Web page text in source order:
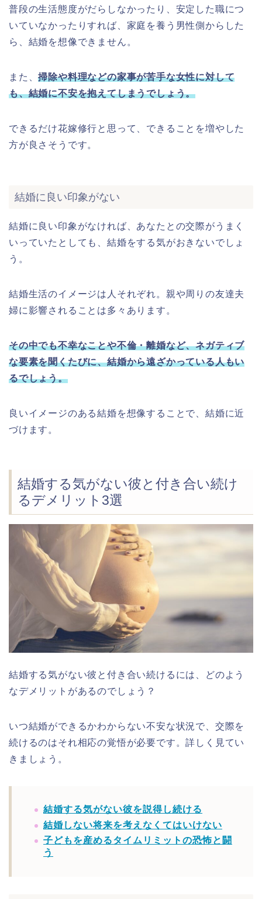
普段の生活態度がだらしなかったり、安定した職につ
いていなかったりすれば、家庭を養う男性側からした
ら、結婚を想像できません。
また、掃除や料理などの家事が苦手な女性に対して
も、結婚に不安を抱えてしまうでしょう。
できるだけ花嫁修行と思って、できることを増やした
方が良さそうです。
結婚に良い印象がない
結婚に良い印象がなければ、あなたとの交際がうまく
いっていたとしても、結婚をする気がおきないでしょ
う。
結婚生活のイメージは人それぞれ。親や周りの友達夫
婦に影響されることは多々あります。
その中でも不幸なことや不倫・離婚など、ネガティブ
な要素を聞くたびに、結婚から遠ざかっている人もい
るでしょう。
良いイメージのある結婚を想像することで、結婚に近
づけます。
結婚する気がない彼と付き合い続け
るデメリット3選
結婚する気がない彼と付き合い続けるには、どのよう
なデメリットがあるのでしょう？
いつ結婚ができるかわからない不安な状況で、交際を
続けるのはそれ相応の覚悟が必要です。詳しく見てい
きましょう。
結婚する気がない彼を説得し続ける
結婚しない将来を考えなくてはいけない
子どもを産めるタイムリミットの恐怖と闘
う